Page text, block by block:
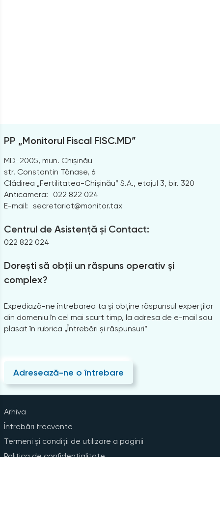
PP „Monitorul Fiscal FISC.MD”
MD-2005, mun. Chișinău
str. Constantin Tănase, 6
Clădirea „Fertilitatea-Chișinău” S.A., etajul 3, bir. 320
Anticamera:
022 822 024
E-mail: secretariat@monitor.tax
Centrul de Asistență și Contact:
022 822 024
Dorești să obții un răspuns operativ și
complex?
Expediază-ne întrebarea ta și obține răspunsul experților
din domeniu în cel mai scurt timp, la adresa de e-mail sau
plasat în rubrica „Întrebări și răspunsuri”
Adresează-ne o întrebare
Arhiva
Întrebări frecvente
Termeni și condiții de utilizare a paginii
Politica de confidențialitate